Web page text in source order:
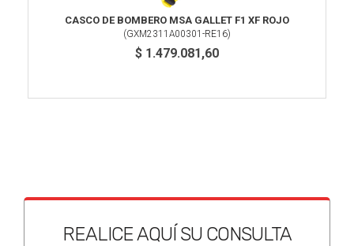
CASCO DE BOMBERO MSA GALLET F1 XF ROJO
(GXM2311A00301-RE16)
$ 1.479.081,60
REALICE AQUÍ SU CONSULTA